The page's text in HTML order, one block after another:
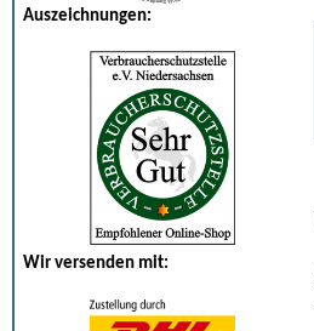
Auszeichnungen:
Wir versenden mit: